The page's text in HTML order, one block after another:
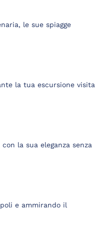
le sue spiagge
la tua escursione visita
la sua eleganza senza
e ammirando il